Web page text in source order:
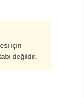
için
değildir.